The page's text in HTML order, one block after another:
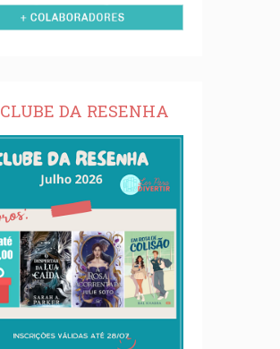
CLUBE DA RESENHA